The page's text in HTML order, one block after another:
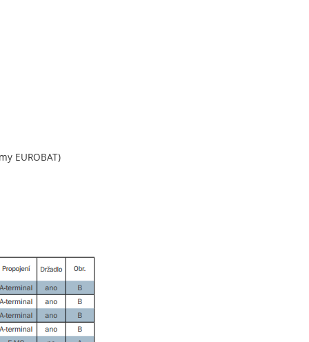
EUROBAT)